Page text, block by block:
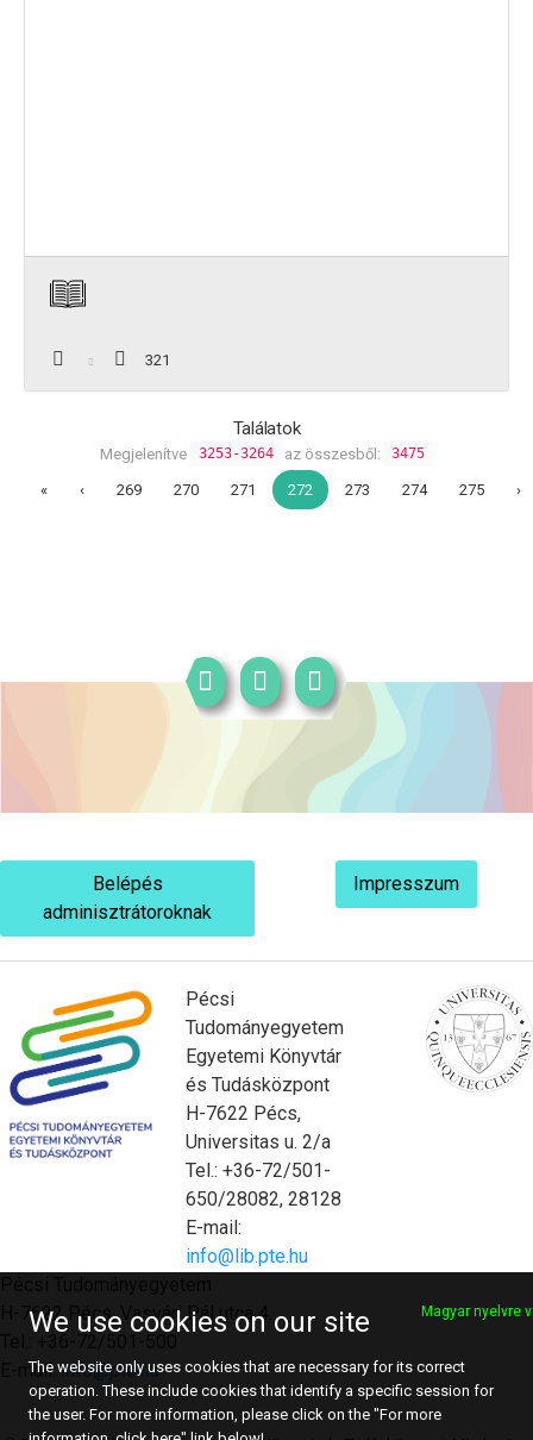
321
Találatok
Megjelenítve 3253-3264 az összesből: 3475
« ‹ 269 270 271 272 273 274 275 ›
Belépés
adminisztrátoroknak
Impresszum
Pécsi
Tudományegyetem
Egyetemi Könyvtár
és Tudásközpont
H-7622 Pécs,
Universitas u. 2/a
Tel.: +36-72/501-
650/28082, 28128
E-mail:
info@lib.pte.hu
H-7622 Pécs, Vasvári Pál utca 4.
E-mail:info@pte.hu
We use cookies on our site Magyar nyelvre
The website only uses cookies that are necessary for its correct
operation. These include cookies that identify a specific session for
the user. For more information, please click on the "For more